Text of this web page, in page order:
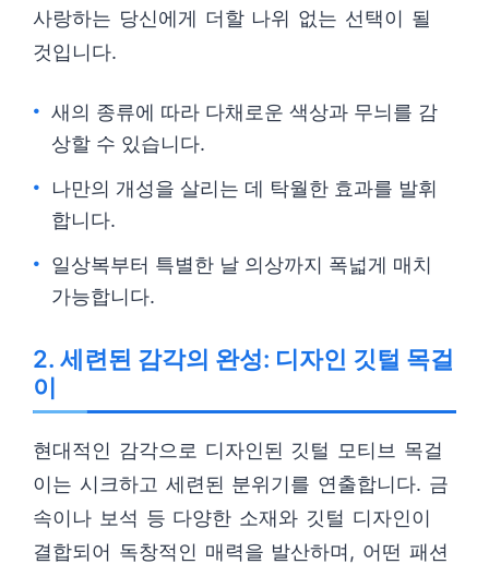
사랑하는 당신에게 더할 나위 없는 선택이 될
것입니다.
새의 종류에 따라 다채로운 색상과 무늬를 감
상할 수 있습니다.
나만의 개성을 살리는 데 탁월한 효과를 발휘
합니다.
일상복부터 특별한 날 의상까지 폭넓게 매치
가능합니다.
2. 세련된 감각의 완성: 디자인 깃털 목걸
이
현대적인 감각으로 디자인된 깃털 모티브 목걸
이는 시크하고 세련된 분위기를 연출합니다. 금
속이나 보석 등 다양한 소재와 깃털 디자인이
결합되어 독창적인 매력을 발산하며, 어떤 패션